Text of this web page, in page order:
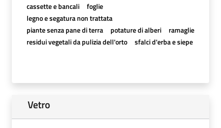
cassette e bancali
foglie
legno e segatura non trattata
piante senza pane di terra
potature di alberi
ramaglie
residui vegetali da pulizia dell'orto
sfalci d'erba e siepe
Vetro